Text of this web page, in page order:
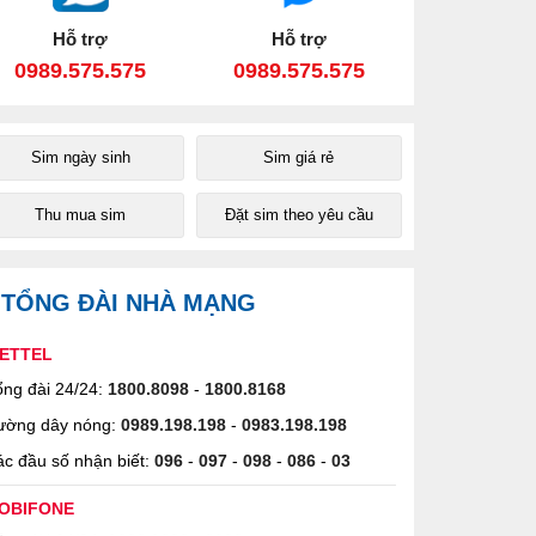
Hỗ trợ
0989.575.575
Hỗ trợ
0989.575.575
Sim ngày sinh Sim giá rẻ
Thu mua sim Đặt sim theo yêu cầu
TỔNG ĐÀI NHÀ MẠNG
đài 24/24: 1800.8098 - 1800.8168
dây nóng: 0989.198.198 - 0983.198.198
đầu số nhận biết: 096 - 097 - 098 - 086 - 03